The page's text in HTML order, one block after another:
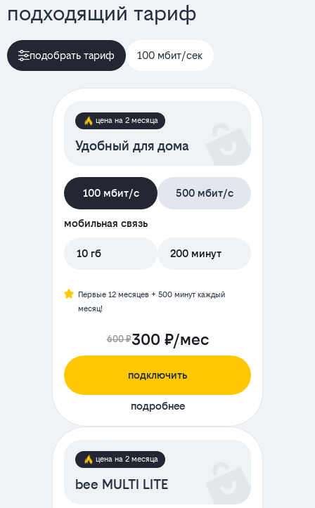
подходящий тариф
подобрать тариф 100 мбит/сек
цена на 2 месяца
Удобный для дома
100 мбит/с 500 мбит/с
мобильная связь
10 гб 200 минут
Первые 12 месяцев + 500 минут каждый
месяц!
600 ₽300 ₽/мес
подключить
подробнее
цена на 2 месяца
bee MULTI LITE